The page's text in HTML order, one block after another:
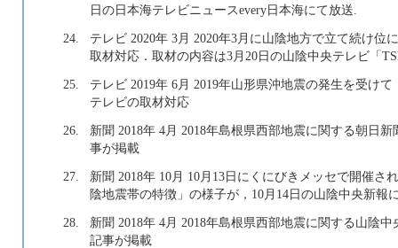
日の日本海テレビニュースevery日本海にて放送.
24.
テレビ 2020年 3月 2020年3月に山陰地方で立て続け
取材対応．取材の内容は3月20日の山陰中央テレビ「
25.
テレビ 2019年 6月 2019年山形県沖地震の発生を受け
テレビの取材対応
26.
新聞 2018年 4月 2018年島根県西部地震に関する朝日
事が掲載
27.
新聞 2018年 10月 10月13日にくにびきメッセで開催
陰地震帯の特徴」の様子が，10月14日の山陰中央新報
28.
新聞 2018年 4月 2018年島根県西部地震に関する山陰
記事が掲載